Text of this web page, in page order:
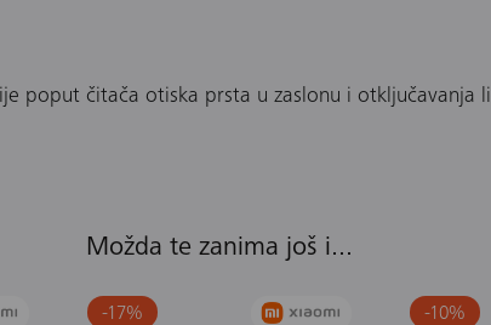
poput čitača otiska prsta u zaslonu i otključavanja
Možda te zanima još i...
-17% -10%